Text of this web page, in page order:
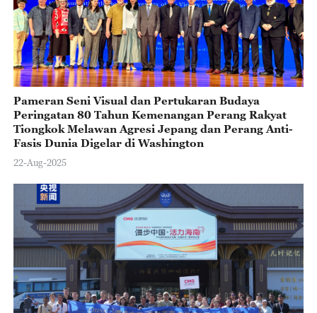
Pameran Seni Visual dan Pertukaran Budaya
Peringatan 80 Tahun Kemenangan Perang Rakyat
Tiongkok Melawan Agresi Jepang dan Perang Anti-
Fasis Dunia Digelar di Washington
22-Aug-2025